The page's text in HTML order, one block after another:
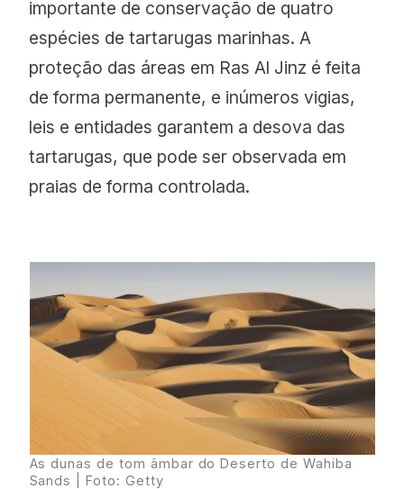
importante de conservação de quatro
espécies de tartarugas marinhas. A
proteção das áreas em Ras Al Jinz é feita
de forma permanente, e inúmeros vigias,
leis e entidades garantem a desova das
tartarugas, que pode ser observada em
praias de forma controlada.
As dunas de tom âmbar do Deserto de Wahiba
Sands | Foto: Getty